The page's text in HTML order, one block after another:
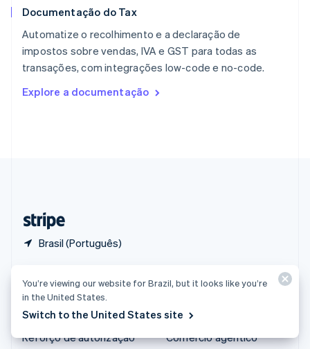
Documentação do Tax
Automatize o recolhimento e a declaração de
impostos sobre vendas, IVA e GST para todas as
transações, com integrações low-code e no-code.
Explore a documentação
Brasil (Português)
English简体中文
Reino Unido
República Tcheca
English
English
Preços
Atlas
Reforço de autorização
Startups
Comércio agêntico
You’re viewing our website for Brazil, but it looks like you’re
in the United States.
Switch to the United States site